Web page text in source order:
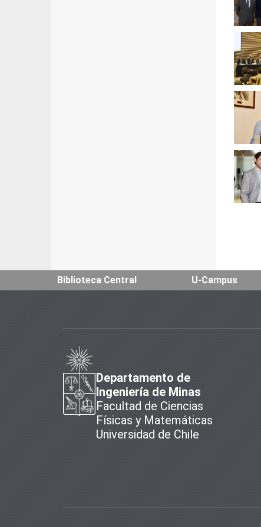
Biblioteca Central U-Campus
Departamento de
Ingeniería de Minas
Facultad de Ciencias
Físicas y Matemáticas
Universidad de Chile